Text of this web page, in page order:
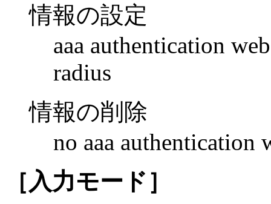
情報の設定
aaa authentication
radius
情報の削除
no aaa authentication
［入力モード］